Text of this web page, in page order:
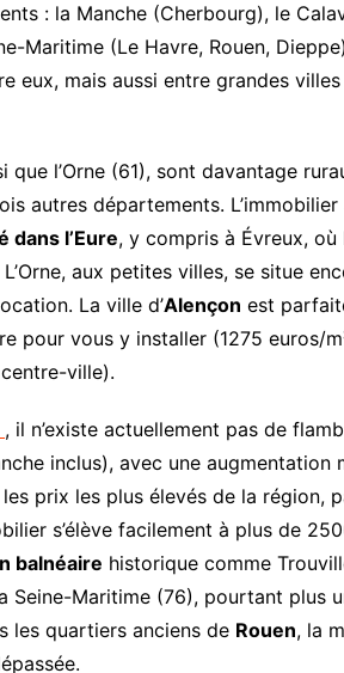
: la Manche (Cherbourg), le
Maritime (Le Havre, Rouen,
eux, mais aussi entre grandes
que l’Orne (61), sont davantage
autres départements. L’immobilier
l’Eure, y compris à Évreux,
aux petites villes, se situe
La ville d’Alençon est
pour vous y installer (1275 euros/
ville).
, il n’existe actuellement pas de
inclus), avec une augmentation
prix les plus élevés de la région,
s’élève facilement à plus de
balnéaire historique comme
Seine-Maritime (76), pourtant plus
les quartiers anciens de Rouen, la